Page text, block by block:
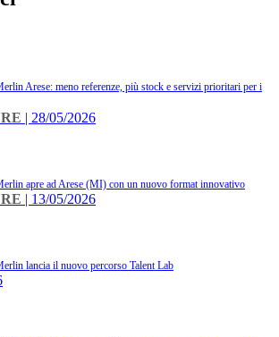
Arese: meno referenze, più stock e servizi prioritari per i
| 28/05/2026
apre ad Arese (MI) con un nuovo format innovativo
| 13/05/2026
lancia il nuovo percorso Talent Lab